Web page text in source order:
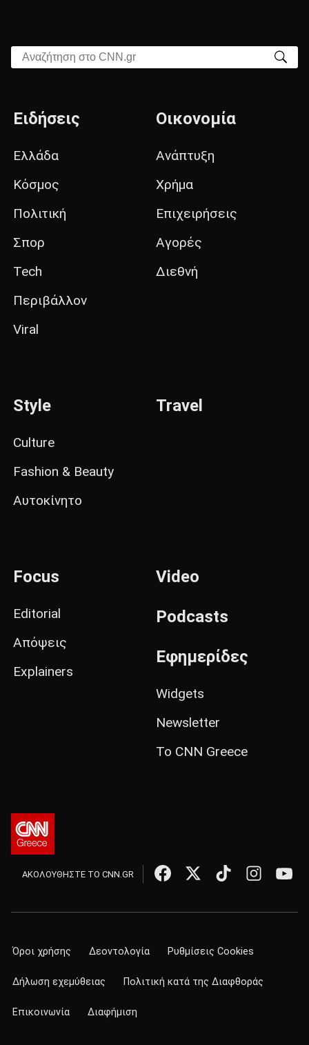
Αναζήτηση στο CNN.gr
Ειδήσεις
Ελλάδα
Κόσμος
Πολιτική
Σπορ
Tech
Περιβάλλον
Viral
Οικονομία
Ανάπτυξη
Χρήμα
Επιχειρήσεις
Αγορές
Διεθνή
Style
Culture
Fashion & Beauty
Αυτοκίνητο
Travel
Focus
Editorial
Απόψεις
Explainers
Video
Podcasts
Εφημερίδες
Widgets
Newsletter
Το CNN Greece
ΑΚΟΛΟΥΘΗΣΤΕ ΤΟ CNN.GR
Όροι χρήσης Δεοντολογία Ρυθμίσεις Cookies
Δήλωση εχεμύθειας Πολιτική κατά της Διαφθοράς
Επικοινωνία Διαφήμιση